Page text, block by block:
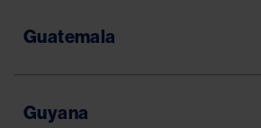
Guatemala
Guyana